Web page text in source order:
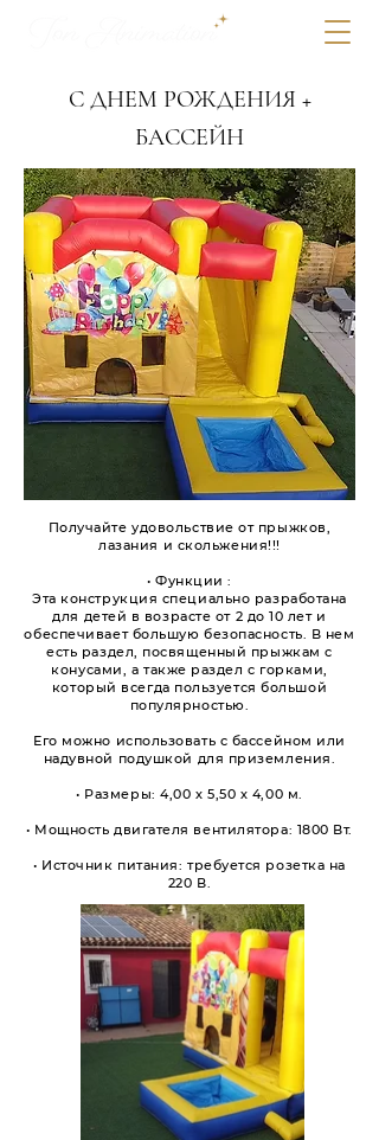
С ДНЕМ РОЖДЕНИЯ +
БАССЕЙН
Получайте удовольствие от прыжков,
лазания и скольжения!!!
• Функции :
Эта конструкция специально разработана
для детей в возрасте от 2 до 10 лет и
обеспечивает большую безопасность. В нем
есть раздел, посвященный прыжкам с
конусами, а также раздел с горками,
который всегда пользуется большой
популярностью.
Его можно использовать с бассейном или
надувной подушкой для приземления.
• Размеры: 4,00 х 5,50 х 4,00 м.
• Мощность двигателя вентилятора: 1800 Вт.
• Источник питания: требуется розетка на
220 В.